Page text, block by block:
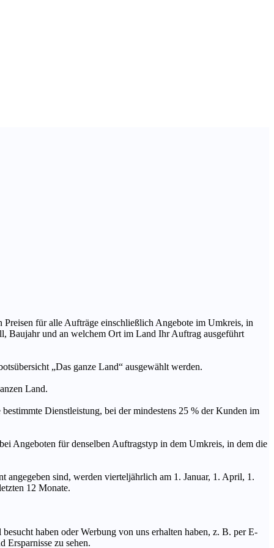
für alle Aufträge einschließlich Angebote im Umkreis, in
Baujahr und an welchem Ort im Land Ihr Auftrag ausgeführt
„Das ganze Land“ ausgewählt werden.
Land.
Dienstleistung, bei der mindestens 25 % der Kunden im
Angeboten für denselben Auftragstyp in dem Umkreis, in dem die
angegeben sind, werden vierteljährlich am 1. Januar, 1. April, 1.
12 Monate.
haben oder Werbung von uns erhalten haben, z. B. per E-
Ersparnisse zu sehen.